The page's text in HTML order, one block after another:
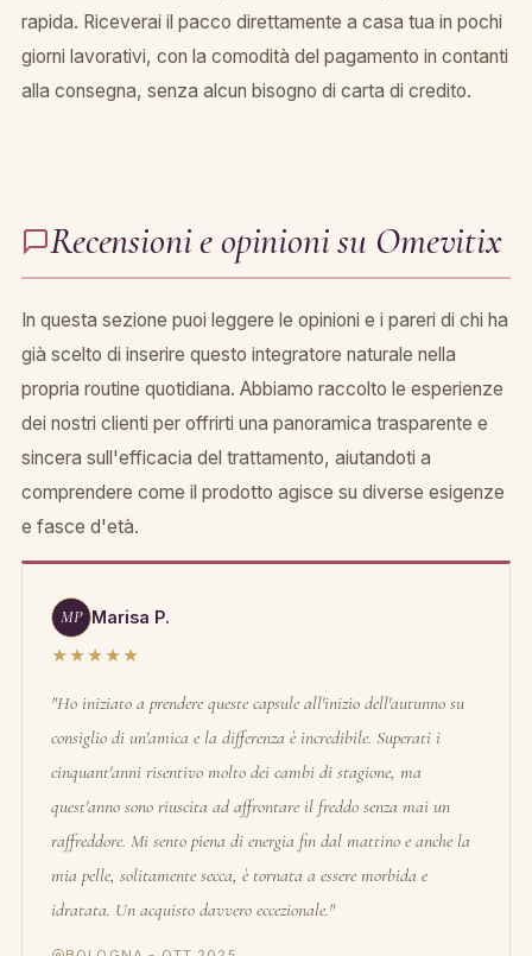
rapida. Riceverai il pacco direttamente a casa tua in pochi
giorni lavorativi, con la comodità del pagamento in contanti
alla consegna, senza alcun bisogno di carta di credito.
Recensioni e opinioni su Omevitix
In questa sezione puoi leggere le opinioni e i pareri di chi ha
già scelto di inserire questo integratore naturale nella
propria routine quotidiana. Abbiamo raccolto le esperienze
dei nostri clienti per offrirti una panoramica trasparente e
sincera sull'efficacia del trattamento, aiutandoti a
comprendere come il prodotto agisce su diverse esigenze
e fasce d'età.
MP Marisa P.
★★★★★
"Ho iniziato a prendere queste capsule all'inizio dell'autunno su
consiglio di un'amica e la differenza è incredibile. Superati i
cinquant'anni risentivo molto dei cambi di stagione, ma
quest'anno sono riuscita ad affrontare il freddo senza mai un
raffreddore. Mi sento piena di energia fin dal mattino e anche la
mia pelle, solitamente secca, è tornata a essere morbida e
idratata. Un acquisto davvero eccezionale."